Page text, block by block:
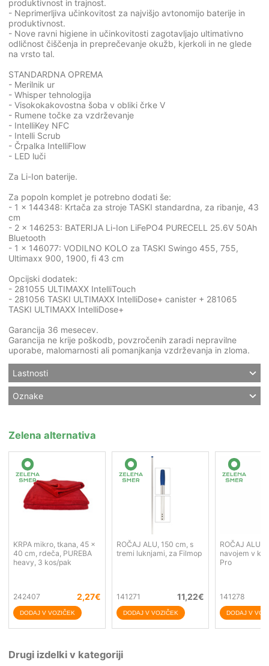
produktivnost in trajnost.
- Neprimerljiva učinkovitost za najvišjo avtonomijo baterije in
produktivnost.
- Nove ravni higiene in učinkovitosti zagotavljajo ultimativno
odličnost čiščenja in preprečevanje okužb, kjerkoli in ne glede
na vrsto tal.
STANDARDNA OPREMA
- Merilnik ur
- Whisper tehnologija
- Visokokakovostna šoba v obliki črke V
- Rumene točke za vzdrževanje
- IntelliKey NFC
- Intelli Scrub
- Črpalka IntelliFlow
- LED luči
Za Li-Ion baterije.
Za popoln komplet je potrebno dodati še:
- 1 x 144348: Krtača za stroje TASKI standardna, za ribanje, 43
cm
- 2 x 146253: BATERIJA Li-Ion LiFePO4 PURECELL 25.6V 50Ah
Bluetooth
- 1 x 146077: VODILNO KOLO za TASKI Swingo 455, 755,
Ultimaxx 900, 1900, fi 43 cm
Opcijski dodatek:
- 281055 ULTIMAXX IntelliTouch
- 281056 TASKI ULTIMAXX IntelliDose+ canister + 281065
TASKI ULTIMAXX IntelliDose+
Garancija 36 mesecev.
Garancija ne krije poškodb, povzročenih zaradi nepravilne
uporabe, malomarnosti ali pomanjkanja vzdrževanja in zloma.
Lastnosti
Oznake
Zelena alternativa
KRPA mikro, tkana, 45 x
40 cm, rdeča, PUREBA
heavy, 3 kos/pak
242407 2,27€
ROČAJ ALU, 150 cm, s
tremi luknjami, za Filmop
141271 11,22€
ROČAJ ALU,
navojem v
Pro
141278
Drugi izdelki v kategoriji